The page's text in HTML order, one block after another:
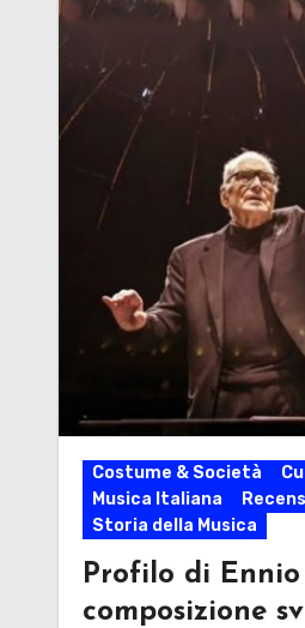
Costume & Società
Musica Italiana
Storia della Musica
Profilo di
composizione